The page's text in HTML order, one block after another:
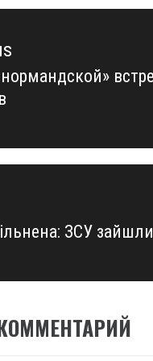
ЗСУ